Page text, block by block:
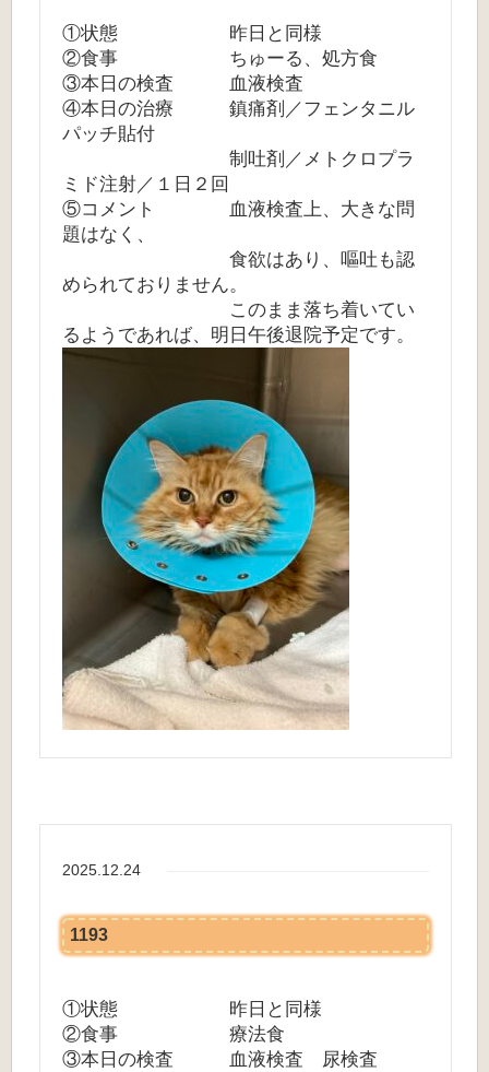
①状態 昨日と同様
②食事 ちゅーる、処方食
③本日の検査 血液検査
④本日の治療 鎮痛剤／フェンタニル
パッチ貼付
制吐剤／メトクロプラ
ミド注射／１日２回
⑤コメント 血液検査上、大きな問
題はなく、
食欲はあり、嘔吐も認
められておりません。
このまま落ち着いてい
るようであれば、明日午後退院予定です。
2025.12.24
1193
①状態 昨日と同様
②食事 療法食
③本日の検査 血液検査 尿検査